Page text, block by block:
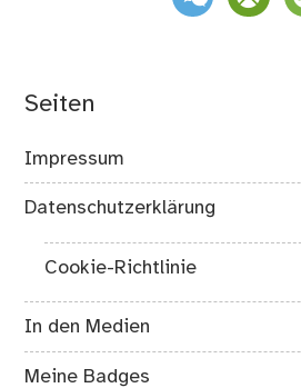
Seiten
Impressum
Datenschutzerklärung
Cookie-Richtlinie
In den Medien
Meine Badges